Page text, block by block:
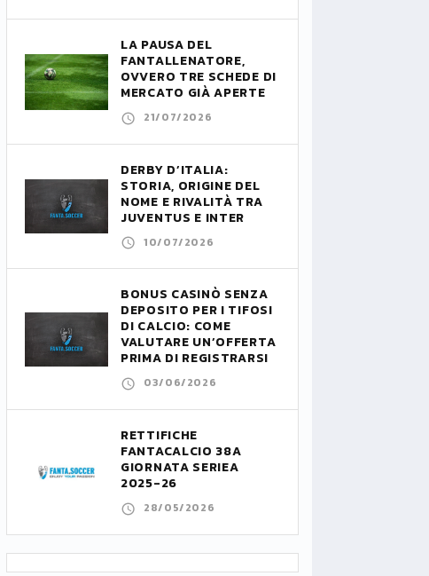
LA PAUSA DEL
FANTALLENATORE,
OVVERO TRE SCHEDE DI
MERCATO GIÀ APERTE
21/07/2026
DERBY D’ITALIA:
STORIA, ORIGINE DEL
NOME E RIVALITÀ TRA
JUVENTUS E INTER
10/07/2026
BONUS CASINÒ SENZA
DEPOSITO PER I TIFOSI
DI CALCIO: COME
VALUTARE UN’OFFERTA
PRIMA DI REGISTRARSI
03/06/2026
RETTIFICHE
FANTACALCIO 38A
GIORNATA SERIEA
2025-26
28/05/2026